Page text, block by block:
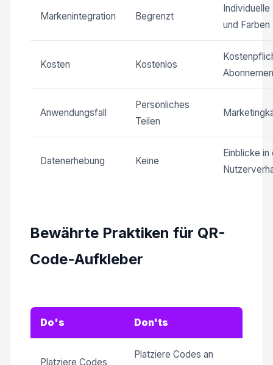
Markenintegration Begrenzt
und Farben
Kosten Kostenlos
Anwendungsfall
Persönliches
Teilen
Datenerhebung Keine
Einblicke in
Bewährte Praktiken für QR-
Code-Aufkleber
Do's Don'ts
Platziere Codes
Platziere Codes an